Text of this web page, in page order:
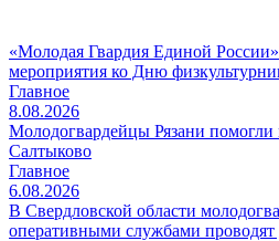
«Молодая Гвардия Единой
мероприятия ко Дню
Главное
8.08.2026
Молодогвардейцы Рязани помогли
Салтыково
Главное
6.08.2026
В Свердловской области
оперативными службами